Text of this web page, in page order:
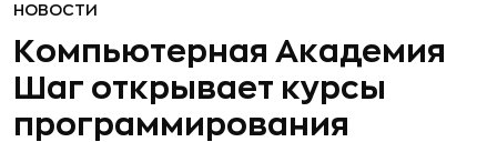
НОВОСТИ
Компьютерная Академия
Шаг открывает курсы
программирования